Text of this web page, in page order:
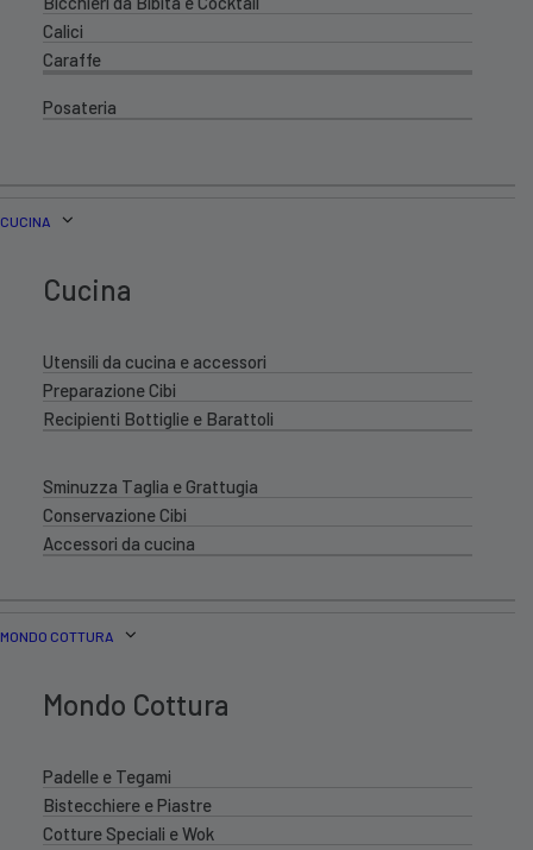
Calici
Caraffe
Posateria
CUCINA
Cucina
Utensili da cucina e accessori
Preparazione Cibi
Recipienti Bottiglie e Barattoli
Sminuzza Taglia e Grattugia
Conservazione Cibi
Accessori da cucina
MONDO COTTURA
Mondo Cottura
Padelle e Tegami
Bistecchiere e Piastre
Cotture Speciali e Wok